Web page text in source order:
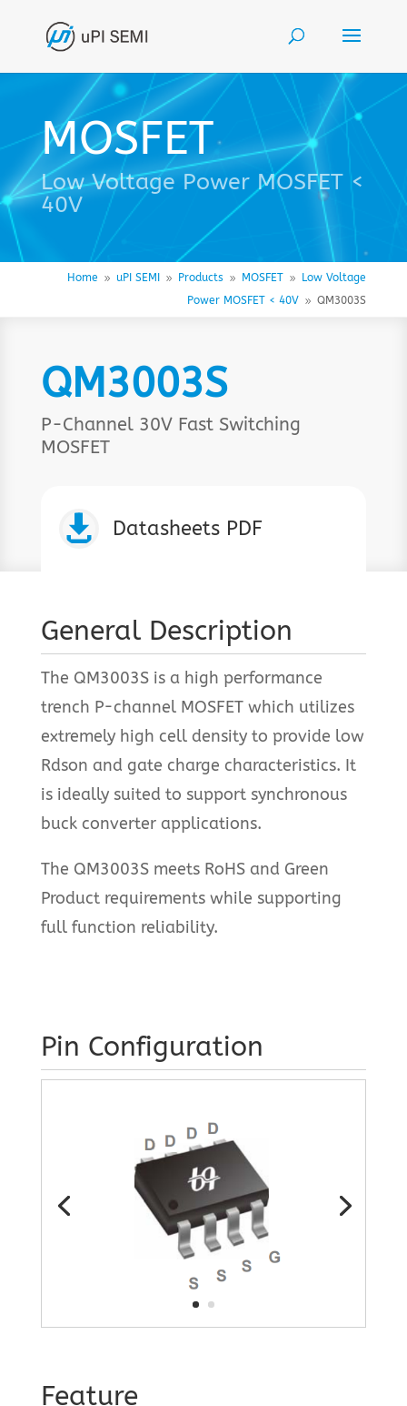
MOSFET
Low Voltage Power MOSFET <
40V
Home 9 uPI SEMI 9 Products 9 MOSFET 9
Low Voltage
Power MOSFET < 40V 9 QM3003S
QM3003S
P-Channel 30V Fast Switching
MOSFET
 Datasheets PDF
General Description
The QM3003S is a high performance
trench P-channel MOSFET which utilizes
extremely high cell density to provide low
Rdson and gate charge characteristics. It
is ideally suited to support synchronous
buck converter applications.
The QM3003S meets RoHS and Green
Product requirements while supporting
full function reliability.
Pin Configuration
Feature